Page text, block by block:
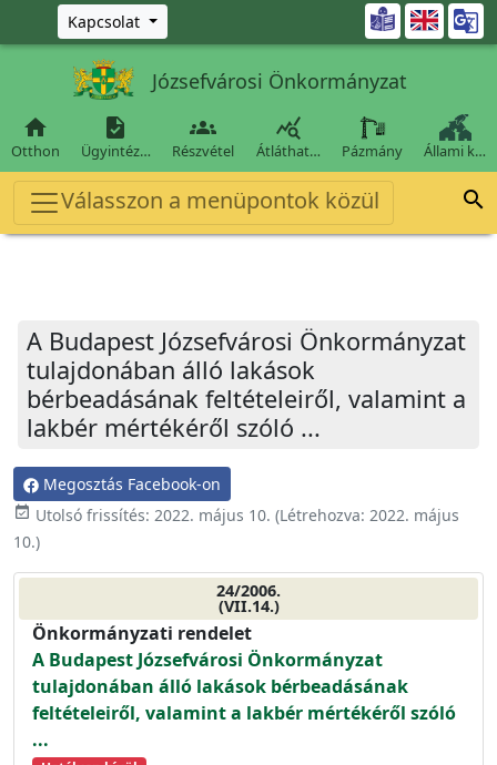
Ugrás a fő tartalomra
Kapcsolat 
Józsefvárosi Önkormányzat

Otthon

Ügyintéz…

Részvétel

Átláthat… Pázmány Állami k…
Válasszon a menüpontok közül 
A Budapest Józsefvárosi Önkormányzat
tulajdonában álló lakások
bérbeadásának feltételeiről, valamint a
lakbér mértékéről szóló ...
Megosztás Facebook-on
event_available Utolsó frissítés: 2022. május 10. (Létrehozva: 2022. május
10.)
24/2006.
(VII.14.)
Önkormányzati rendelet
A Budapest Józsefvárosi Önkormányzat
tulajdonában álló lakások bérbeadásának
feltételeiről, valamint a lakbér mértékéről szóló
...